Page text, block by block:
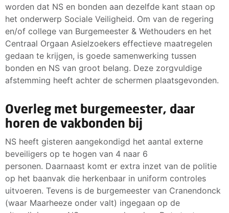
worden dat NS en bonden aan dezelfde kant staan op
het onderwerp Sociale Veiligheid. Om van de regering
en/of college van Burgemeester & Wethouders en het
Centraal Orgaan Asielzoekers effectieve maatregelen
gedaan te krijgen, is goede samenwerking tussen
bonden en NS van groot belang. Deze zorgvuldige
afstemming heeft achter de schermen plaatsgevonden.
Overleg met burgemeester, daar
horen de vakbonden bij
NS heeft gisteren aangekondigd het aantal externe
beveiligers op te hogen van 4 naar 6
personen. Daarnaast komt er extra inzet van de politie
op het baanvak die herkenbaar in uniform controles
uitvoeren. Tevens is de burgemeester van Cranendonck
(waar Maarheeze onder valt) ingegaan op de